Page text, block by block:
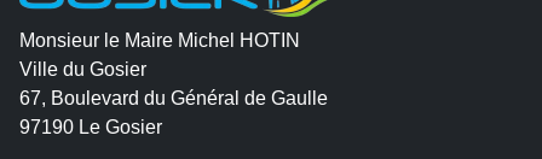
Monsieur le Maire Michel HOTIN
Ville du Gosier
67, Boulevard du Général de Gaulle
97190 Le Gosier